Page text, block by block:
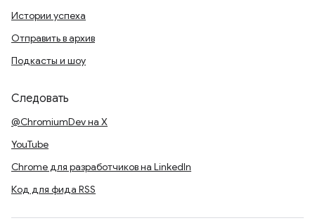
Истории успеха
Отправить в архив
Подкасты и шоу
Следовать
@ChromiumDev на X
YouTube
Chrome для разработчиков на LinkedIn
Код для фида RSS